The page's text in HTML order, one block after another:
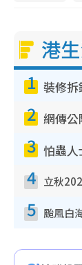
港
1
2
3
4
5